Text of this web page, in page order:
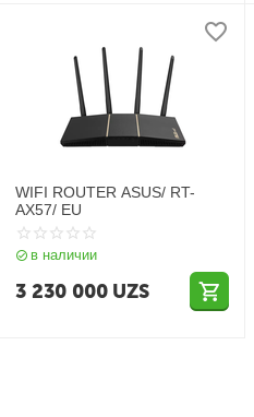
WIFI ROUTER ASUS/ RT-
AX57/ EU
в наличии
3 230 000 UZS